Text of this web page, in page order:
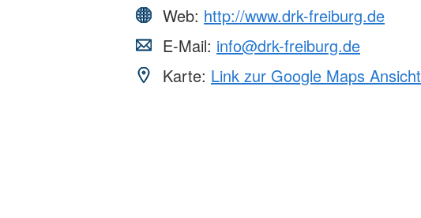
Web: http://www.drk-freiburg.de
E-Mail: info@drk-freiburg.de
Karte: Link zur Google Maps Ansicht